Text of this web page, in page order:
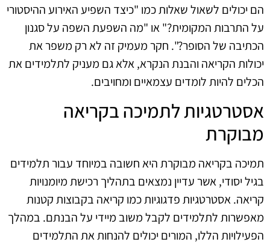
הם יכולים לשאול שאלות כמו "כיצד השפיע האירוע ההיסטורי
על התרבות המקומית?" או "מה השפעת השפה על סגנון
הכתיבה של הסופר?". חקר מעמיק זה לא רק משפר את
יכולות הקריאה והבנת הנקרא, אלא גם מעניק לתלמידים את
הכלים להיות לומדים עצמאיים ומחויבים.
אסטרטגיות לתמיכה בקריאה
מבוקרת
תמיכה בקריאה מבוקרת היא חשובה במיוחד עבור תלמידים
בגיל יסודי, אשר עדיין נמצאים בתהליך רכישת מיומנויות
קריאה. אסטרטגיות פדגוגיות כמו קריאה בקבוצות קטנות
מאפשרות לתלמידים לקבל משוב מיידי על הבנתם. במהלך
הפעילויות הללו, המורים יכולים להנחות את התלמידים